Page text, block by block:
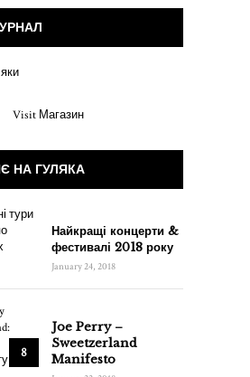
Visit Магазин
НА ГУЛЯКА
Найкращі концерти &
фестивалі 2018 року
January 24, 2018
8
Joe Perry –
Sweetzerland
Manifesto